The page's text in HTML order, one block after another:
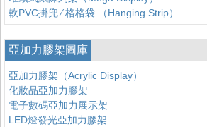
軟PVC掛兜 ∕ 格格袋 （Hanging Strip）
亞加力膠架圖庫
亞加力膠架（Acrylic Display）
化妝品亞加力膠架
電子數碼亞加力展示架
LED燈發光亞加力膠架